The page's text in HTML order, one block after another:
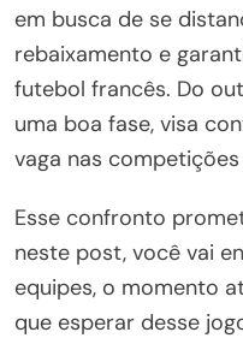
em busca de se
rebaixamento e
futebol francês. Do
uma boa fase, visa
vaga nas
Esse confronto
neste post, você vai
equipes, o momento
que esperar desse